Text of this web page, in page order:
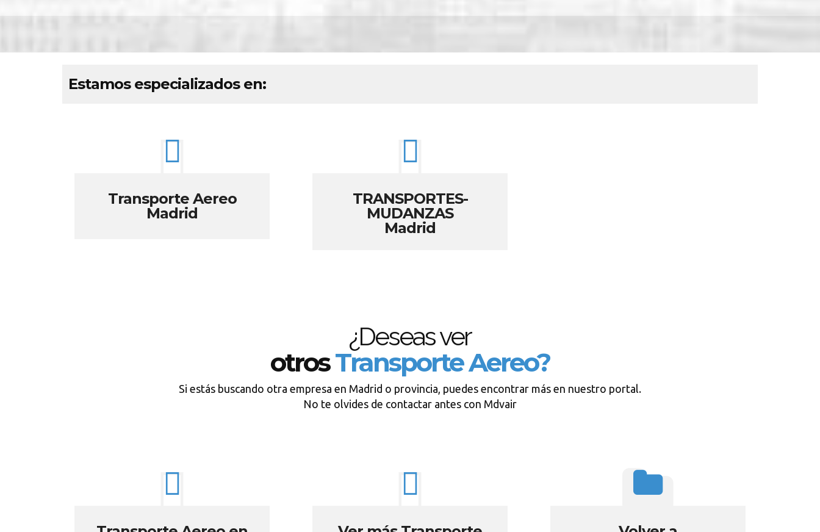
Estamos especializados en:
Transporte Aereo
Madrid
TRANSPORTES-
MUDANZAS
Madrid
¿Deseas ver
otrosTransporte Aereo?
Si estás buscando otra empresa en Madrid o provincia, puedes encontrar más en nuestro portal.
No te olvides de contactar antes con Mdvair